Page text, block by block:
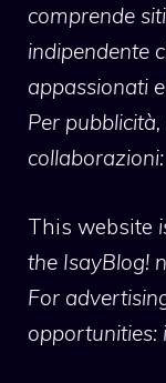
comprende
indipendente
appassionati
Per
collaborazioni:
This website
the IsayBlog!
For
opportunities: